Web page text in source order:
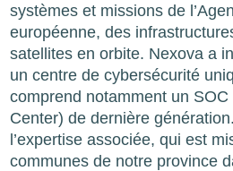
systèmes et missions de
européenne, des
satellites en orbite. Nexova a
un centre de cybersécurité
comprend notamment un
Center) de dernière
l’expertise associée, qui est
communes de notre province